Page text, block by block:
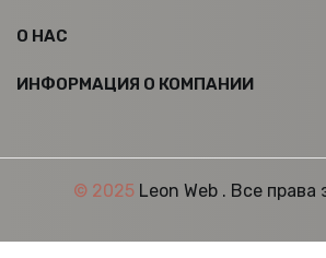
О НАС
ИНФОРМАЦИЯ О КОМПАНИИ
© 2025 Leon Web . Все